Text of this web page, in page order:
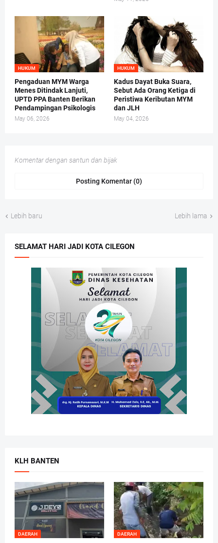
HUKUM
Pengaduan MYM Warga
Menes Ditindak Lanjuti,
UPTD PPA Banten Berikan
Pendampingan Psikologis
May 06, 2026
HUKUM
Kadus Dayat Buka Suara,
Sebut Ada Orang Ketiga di
Peristiwa Keributan MYM
dan JLH
May 04, 2026
Komentar dengan santun dan bijak
Posting Komentar (0)
Lebih baru Lebih lama
SELAMAT HARI JADI KOTA CILEGON
KLH BANTEN
DAERAH DAERAH